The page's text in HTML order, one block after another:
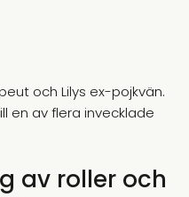
och Lilys ex-pojkvän.
en av flera invecklade
av roller och